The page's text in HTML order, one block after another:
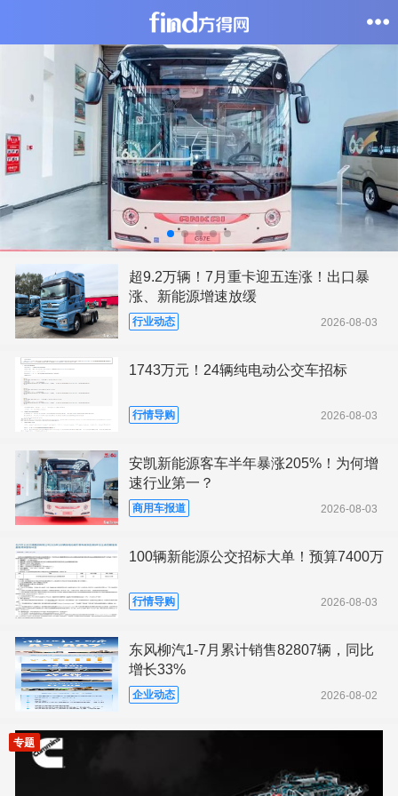
超9.2万辆！7月重卡迎五连涨！出口暴
涨、新能源增速放缓
行业动态 2026-08-03
1743万元！24辆纯电动公交车招标
行情导购 2026-08-03
安凯新能源客车半年暴涨205%！为何增
速行业第一？
商用车报道 2026-08-03
100辆新能源公交招标大单！预算7400万
行情导购 2026-08-03
东风柳汽1-7月累计销售82807辆，同比
增长33%
企业动态 2026-08-02
专题